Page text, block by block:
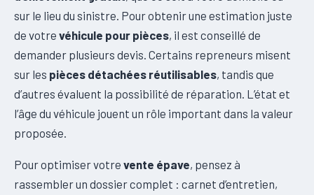
sur le lieu du sinistre. Pour obtenir une estimation juste
de votre véhicule pour pièces, il est conseillé de
demander plusieurs devis. Certains repreneurs misent
sur les pièces détachées réutilisables, tandis que
d’autres évaluent la possibilité de réparation. L’état et
l’âge du véhicule jouent un rôle important dans la valeur
proposée.
Pour optimiser votre vente épave, pensez à
rassembler un dossier complet : carnet d’entretien,